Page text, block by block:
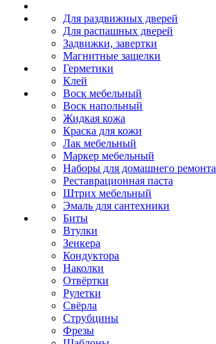
Для раздвижных дверей
Для распашных дверей
Задвижки, завертки
Магнитные защелки
Герметики
Клей
Воск мебельный
Воск напольный
Жидкая кожа
Краска для кожи
Лак мебельный
Маркер мебельный
Наборы для домашнего ремонта
Реставрационная паста
Штрих мебельный
Эмаль для сантехники
Биты
Втулки
Зенкера
Кондуктора
Наколки
Отвёртки
Рулетки
Свёрла
Струбцины
Фрезы